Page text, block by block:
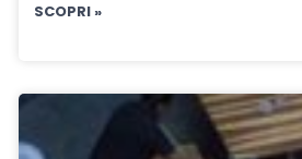
SCOPRI »